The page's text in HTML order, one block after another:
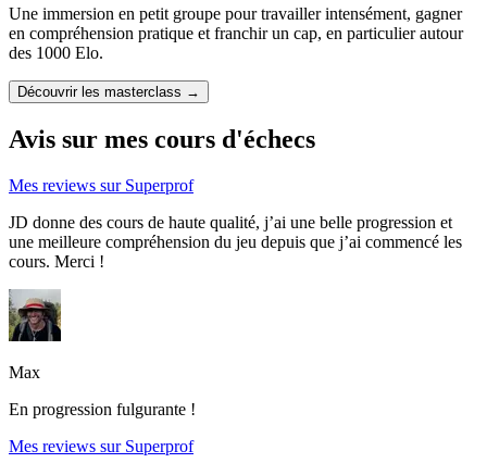
Une immersion en petit groupe pour travailler intensément, gagner
en compréhension pratique et franchir un cap, en particulier autour
des 1000 Elo.
Découvrir les masterclass →
Avis sur mes cours d'échecs
Mes reviews sur Superprof
JD donne des cours de haute qualité, j’ai une belle progression et
une meilleure compréhension du jeu depuis que j’ai commencé les
cours. Merci !
Max
En progression fulgurante !
Mes reviews sur Superprof